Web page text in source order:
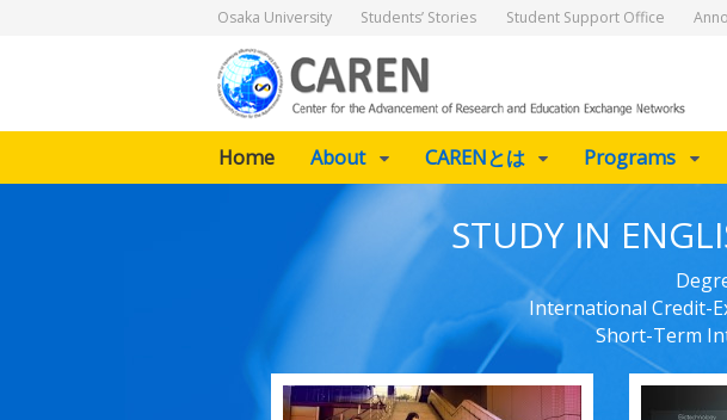
Osaka University Students’ Stories Student Support Office
Home About CARENとは Programs
STUDY IN
International Credit-
Short-Term